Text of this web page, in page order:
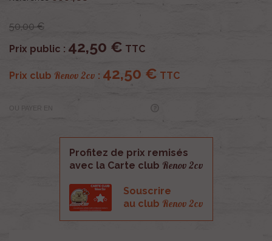
50,00 €
Prix public : 42,50 € TTC
Prix club Renov 2cv : 42,50 € TTC
OU PAYER EN
Profitez de prix remisés
avec la Carte club Renov 2cv
Souscrire
au club Renov 2cv